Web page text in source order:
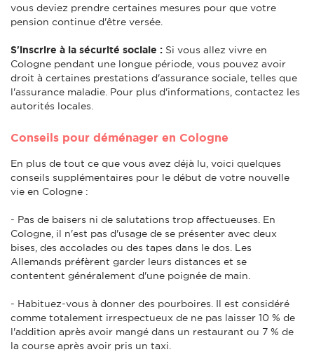
vous deviez prendre certaines mesures pour que votre
pension continue d'être versée.
S'inscrire à la sécurité sociale : Si vous allez vivre en
Cologne pendant une longue période, vous pouvez avoir
droit à certaines prestations d'assurance sociale, telles que
l'assurance maladie. Pour plus d'informations, contactez les
autorités locales.
Conseils pour déménager en Cologne
En plus de tout ce que vous avez déjà lu, voici quelques
conseils supplémentaires pour le début de votre nouvelle
vie en Cologne :
- Pas de baisers ni de salutations trop affectueuses. En
Cologne, il n'est pas d'usage de se présenter avec deux
bises, des accolades ou des tapes dans le dos. Les
Allemands préfèrent garder leurs distances et se
contentent généralement d'une poignée de main.
- Habituez-vous à donner des pourboires. Il est considéré
comme totalement irrespectueux de ne pas laisser 10 % de
l'addition après avoir mangé dans un restaurant ou 7 % de
la course après avoir pris un taxi.